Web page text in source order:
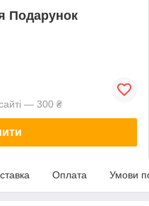
Подарунок
— 300 ₴
Оплата Умови